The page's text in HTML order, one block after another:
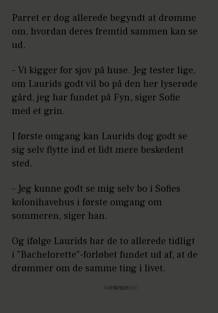
Parret er dog allerede begyndt at drømme
om, hvordan deres fremtid sammen kan se
ud.
– Vi kigger for sjov på huse. Jeg tester lige,
om Laurids godt vil bo på den her lyserøde
gård, jeg har fundet på Fyn, siger Sofie
med et grin.
I første omgang kan Laurids dog godt se
sig selv flytte ind et lidt mere beskedent
sted.
– Jeg kunne godt se mig selv bo i Sofies
kolonihavehus i første omgang om
sommeren, siger han.
Og ifølge Laurids har de to allerede tidligt
i "Bachelorette"-forløbet fundet ud af, at de
drømmer om de samme ting i livet.
Annonce